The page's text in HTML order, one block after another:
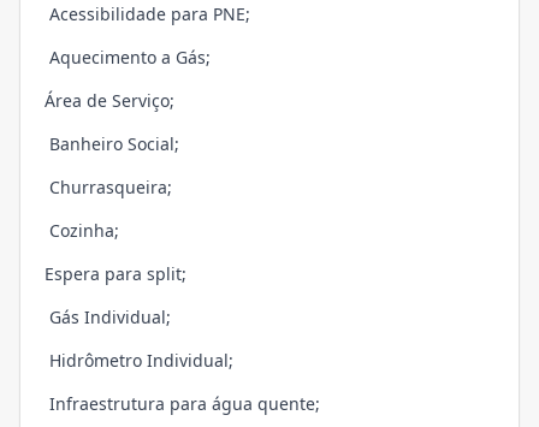
Acessibilidade para PNE;
Aquecimento a Gás;
Área de Serviço;
Banheiro Social;
Churrasqueira;
Cozinha;
Espera para split;
Gás Individual;
Hidrômetro Individual;
Infraestrutura para água quente;